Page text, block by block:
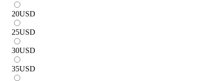
20USD
25USD
30USD
35USD